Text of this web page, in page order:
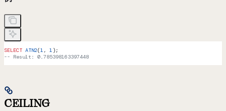
SELECT ATN2(1 , 1 );
-- Result: 0.785398163397448
CEILING